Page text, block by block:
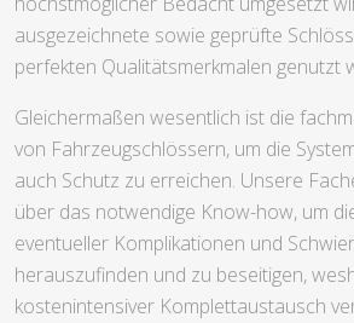
ausgezeichnete sowie geprüfte
perfekten Qualitätsmerkmalen genutzt
Gleichermaßen wesentlich ist die
von Fahrzeugschlössern, um die
auch Schutz zu erreichen. Unsere
über das notwendige Know-how, um
eventueller Komplikationen und
herauszufinden und zu beseitigen,
kostenintensiver Komplettaustausch